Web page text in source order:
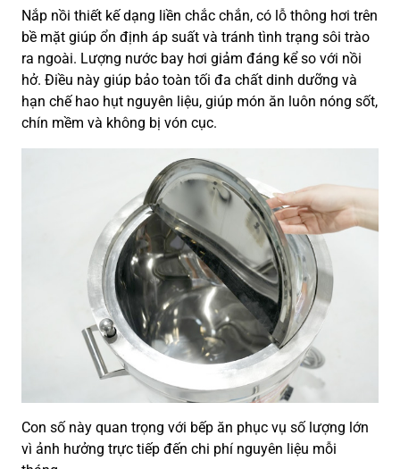
Nắp nồi thiết kế dạng liền chắc chắn, có lỗ thông hơi trên
bề mặt giúp ổn định áp suất và tránh tình trạng sôi trào
ra ngoài. Lượng nước bay hơi giảm đáng kể so với nồi
hở. Điều này giúp bảo toàn tối đa chất dinh dưỡng và
hạn chế hao hụt nguyên liệu, giúp món ăn luôn nóng sốt,
chín mềm và không bị vón cục.
Con số này quan trọng với bếp ăn phục vụ số lượng lớn
vì ảnh hưởng trực tiếp đến chi phí nguyên liệu mỗi